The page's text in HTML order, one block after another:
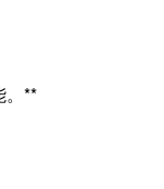
。**